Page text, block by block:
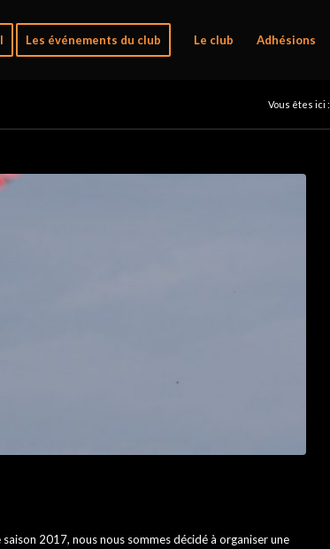
Les événements du club Le club Adhésions
Vous êtes ici :
2017, nous nous sommes décidé à organiser une